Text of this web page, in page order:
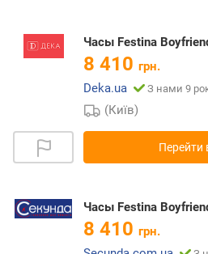
Часы Festina
8 410 грн.
Deka.ua
З нами 9
(Київ)
Перейти
Часы Festina
8 410 грн.